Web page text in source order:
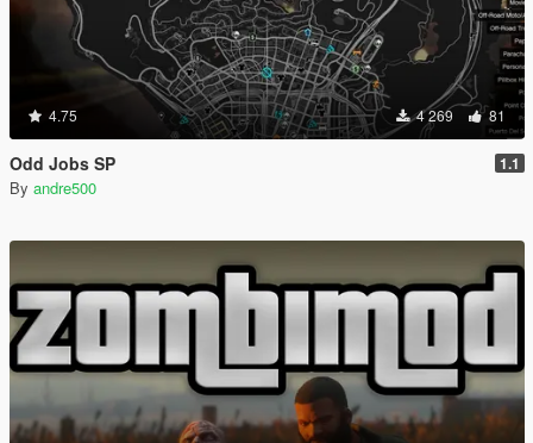
4.75 4 269 81
Odd Jobs SP 1.1
By andre500